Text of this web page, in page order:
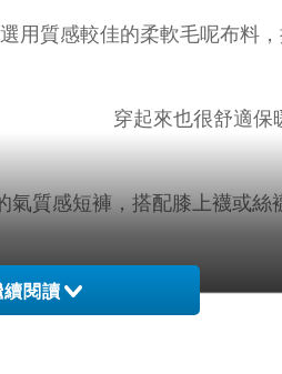
用質感較佳的柔軟毛呢布料
穿起來也很舒適保
氣質感短褲，搭配膝上襪或絲
續閱讀